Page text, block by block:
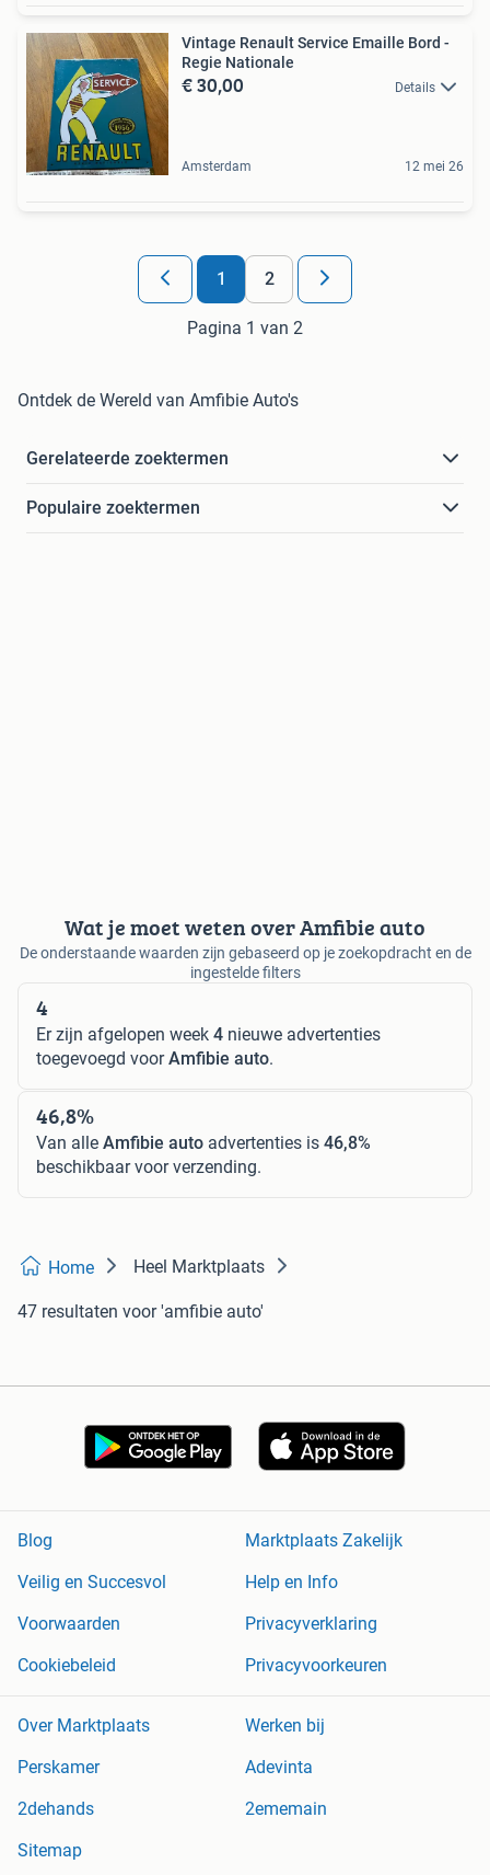
Vintage Renault Service Emaille Bord -
Regie Nationale
€ 30,00 Details
Amsterdam 12 mei 26
1 2
Pagina 1 van 2
Ontdek de Wereld van Amfibie Auto's
Gerelateerde zoektermen
Populaire zoektermen
Wat je moet weten over Amfibie auto
De onderstaande waarden zijn gebaseerd op je zoekopdracht en de
ingestelde filters
4
Er zijn afgelopen week 4 nieuwe advertenties
toegevoegd voorAmfibie auto.
46,8%
Van alle Amfibie auto advertenties is 46,8%
beschikbaar voor verzending.
Home Heel Marktplaats
47 resultaten voor 'amfibie auto'
Blog
Marktplaats Zakelijk
Veilig en Succesvol
Help en Info
Voorwaarden
Privacyverklaring
Cookiebeleid
Privacyvoorkeuren
Over Marktplaats
Werken bij
Perskamer
Adevinta
2dehands
2ememain
Sitemap